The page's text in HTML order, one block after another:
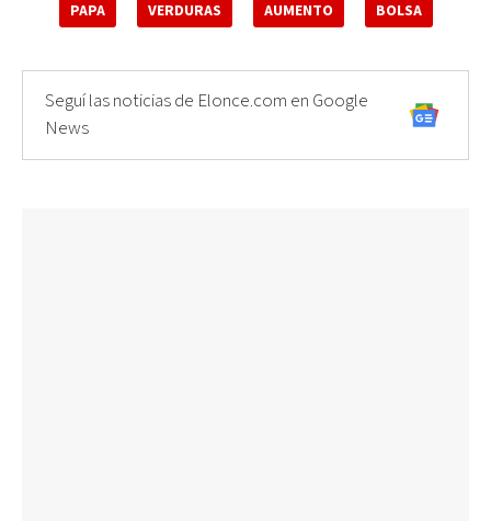
PAPA VERDURAS AUMENTO BOLSA
Seguí las noticias de Elonce.com en Google
News